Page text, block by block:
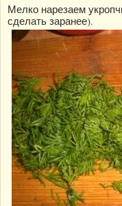
Мелко нарезаем
сделать заранее).